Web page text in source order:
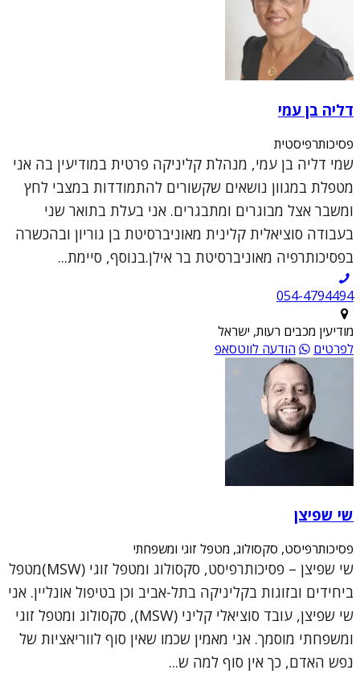
דליה בן עמי
פסיכותרפיסטית
שמי דליה בן עמי, מנהלת קליניקה פרטית במודיעין בה אני
מטפלת במגוון נושאים שקשורים להתמודדות במצבי לחץ
ומשבר אצל מבוגרים ומתבגרים. אני בעלת בתואר שני
בעבודה סוציאלית קלינית מאוניברסיטת בן גוריון ובהכשרה
בפסיכותרפיה מאוניברסיטת בר אילן.בנוסף, סיימת...
054-4794494
מודיעין מכבים רעות, ישראל
לפרטים
הודעה לווטסאפ
שי שפיצן
פסיכותרפיסט, סקסולוג, מטפל זוגי ומשפחתי
שי שפיצן – פסיכותרפיסט, סקסולוג ומטפל זוגי (MSW)מטפל
ביחידים ובזוגות בקליניקה בתל-אביב וכן בטיפול אונליין. אני
שי שפיצן, עובד סוציאלי קליני (MSW), סקסולוג ומטפל זוגי
ומשפחתי מוסמך. אני מאמין שכמו שאין סוף לווריאציות של
נפש האדם, כך אין סוף למה ש...